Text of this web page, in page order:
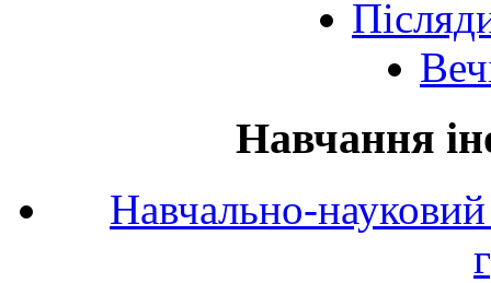
Навчання
Навчально-